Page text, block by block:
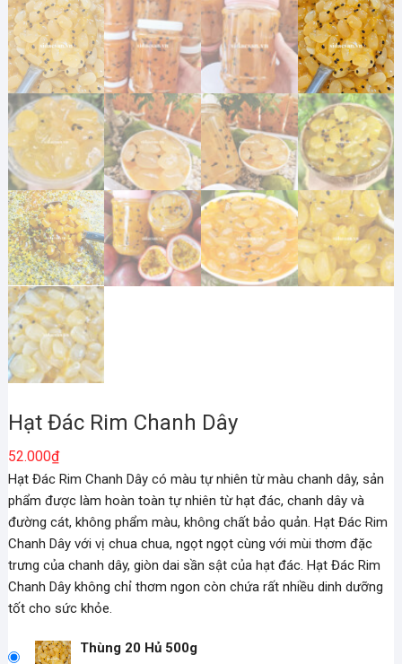
Hạt Đác Rim Chanh Dây
52.000₫
Hạt Đác Rim Chanh Dây có màu tự nhiên từ màu chanh dây, sản
phẩm được làm hoàn toàn tự nhiên từ hạt đác, chanh dây và
đường cát, không phẩm màu, không chất bảo quản. Hạt Đác Rim
Chanh Dây với vị chua chua, ngọt ngọt cùng với mùi thơm đặc
trưng của chanh dây, giòn dai sần sật của hạt đác. Hạt Đác Rim
Chanh Dây không chỉ thơm ngon còn chứa rất nhiều dinh dưỡng
tốt cho sức khỏe.
Thùng 20 Hủ 500g